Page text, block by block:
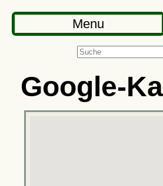
Menu
Google-